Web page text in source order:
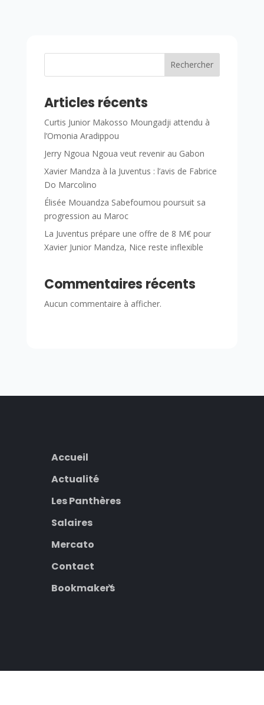
Rechercher
Articles récents
Curtis Junior Makosso Moungadji attendu à
l’Omonia Aradippou
Jerry Ngoua Ngoua veut revenir au Gabon
Xavier Mandza à la Juventus : l’avis de Fabrice
Do Marcolino
Élisée Mouandza Sabefoumou poursuit sa
progression au Maroc
La Juventus prépare une offre de 8 M€ pour
Xavier Junior Mandza, Nice reste inflexible
Commentaires récents
Aucun commentaire à afficher.
Accueil
Actualité
Les Panthères
Salaires
Mercato
Contact
Bookmakers